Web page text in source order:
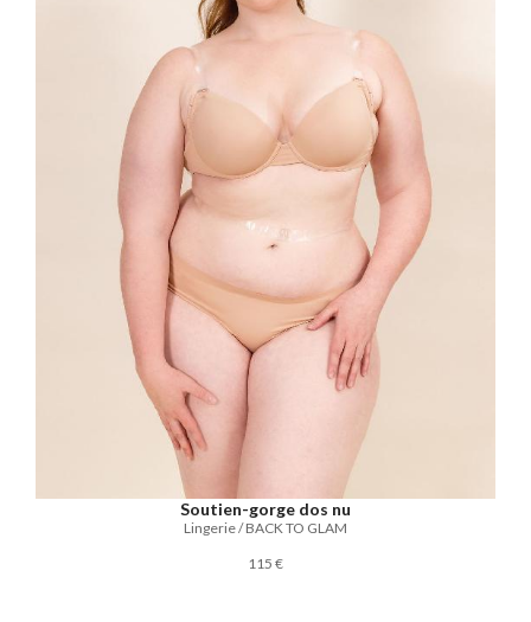
Soutien-gorge dos nu
Lingerie / BACK TO GLAM
115 €